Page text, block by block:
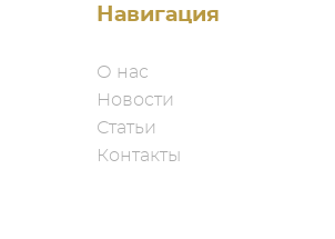
Навигация
О нас
Новости
Статьи
Контакты